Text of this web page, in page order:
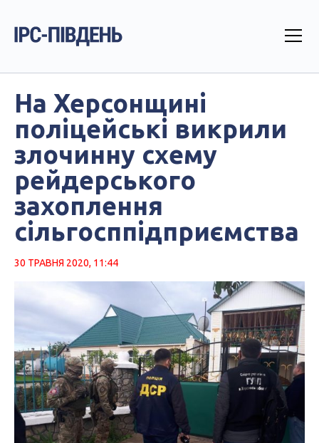
На Херсонщині
поліцейські викрили
злочинну схему
рейдерського
захоплення
сільгосппідприємства
30 ТРАВНЯ 2020, 11:44